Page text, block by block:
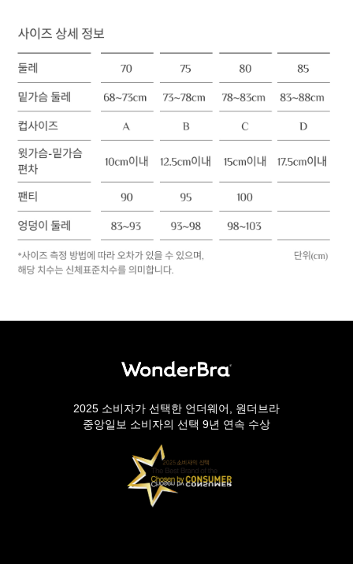
2025 소비자가 선택한 언더웨어, 원더브라
중앙일보 소비자의 선택 9년 연속 수상